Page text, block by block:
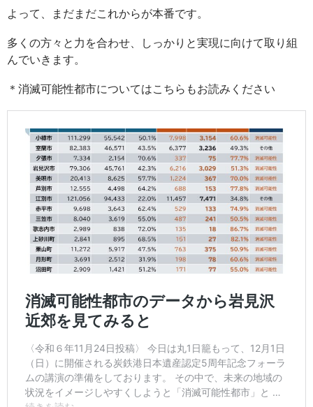
よって、まだまだこれからが本番です。
多くの方々と力を合わせ、しっかりと実現に向けて取り組
んでいきます。
＊消滅可能性都市についてはこちらもお読みください